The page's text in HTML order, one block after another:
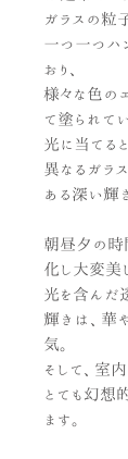
ガラスの粒
一つ一つハ
おり、
様々な色の
て塗られて
光に当てる
異なるガラ
ある深い輝
朝昼夕の時
化し大変美し
光を含んだ
輝きは、華
気。
そして、室
とても幻想
ます。